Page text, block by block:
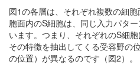
図1の各層は、それぞれ複数の細
胞面内のS細胞は、同じ入力パタ
います。つまり、それぞれのS細
その特徴を抽出してくる受容野の
の位置）が異なるのです（図2）。